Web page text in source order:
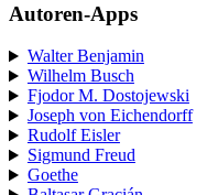
Autoren-Apps
Walter Benjamin
Wilhelm Busch
Fjodor M. Dostojewski
Joseph von Eichendorff
Rudolf Eisler
Sigmund Freud
Goethe